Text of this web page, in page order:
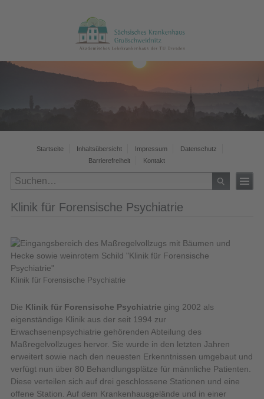
Startseite Inhaltsübersicht Impressum
Datenschutz
Barrierefreiheit
Kontakt
Klinik für Forensische Psychiatrie
Klinik für Forensische Psychiatrie
Die Klinik für Forensische Psychiatrie ging 2002 als
eigenständige Klinik aus der seit 1994 zur
Erwachsenenpsychiatrie gehörenden Abteilung des
Maßregelvollzuges hervor. Sie wurde in den letzten Jahren
erweitert sowie nach den neuesten Erkenntnissen umgebaut und
verfügt nun über 80 Behandlungsplätze für männliche Patienten.
Diese verteilen sich auf drei geschlossene Stationen und eine
offene Station. Auf dem Krankenhausgelände und in einer